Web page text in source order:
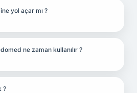
yol açar mı ?
ne zaman kullanılır ?
?